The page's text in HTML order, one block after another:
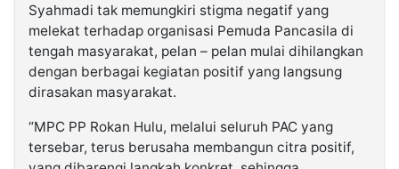
Syahmadi tak memungkiri stigma negatif yang
melekat terhadap organisasi Pemuda Pancasila di
tengah masyarakat, pelan – pelan mulai dihilangkan
dengan berbagai kegiatan positif yang langsung
dirasakan masyarakat.
“MPC PP Rokan Hulu, melalui seluruh PAC yang
tersebar, terus berusaha membangun citra positif,